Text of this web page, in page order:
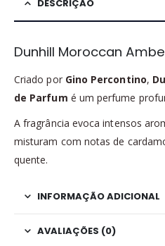
DESCRIÇÃO
Dunhill Moroccan
Criado por Gino Percontino,
de Parfum é um perfume
A fragrância evoca intensos
misturam com notas de
quente.
INFORMAÇÃO ADICIONAL
AVALIAÇÕES (0)